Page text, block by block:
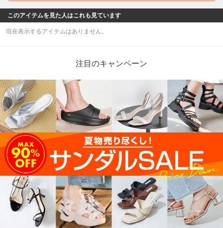
このアイテムを見た人はこれも見ています
現在表示するアイテムはありません。
注目のキャンペーン